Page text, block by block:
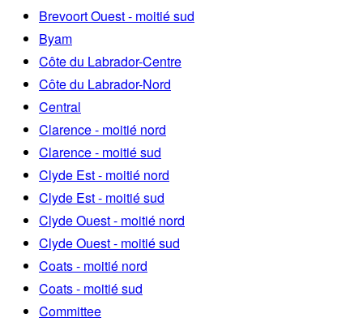
Brevoort Ouest - moitié sud
Byam
Côte du Labrador-Centre
Côte du Labrador-Nord
Central
Clarence - moitié nord
Clarence - moitié sud
Clyde Est - moitié nord
Clyde Est - moitié sud
Clyde Ouest - moitié nord
Clyde Ouest - moitié sud
Coats - moitié nord
Coats - moitié sud
Committee